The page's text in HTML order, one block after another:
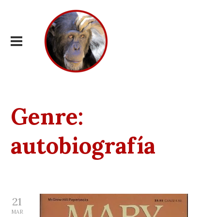
Genre:
autobiografía
21
MAR